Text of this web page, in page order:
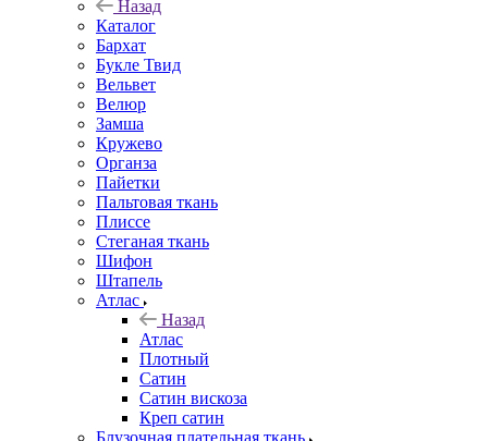
Назад
Каталог
Бархат
Букле Твид
Вельвет
Велюр
Замша
Кружево
Органза
Пайетки
Пальтовая ткань
Плиссе
Стеганая ткань
Шифон
Штапель
Атлас
Назад
Атлас
Плотный
Сатин
Сатин вискоза
Креп сатин
Блузочная плательная ткань